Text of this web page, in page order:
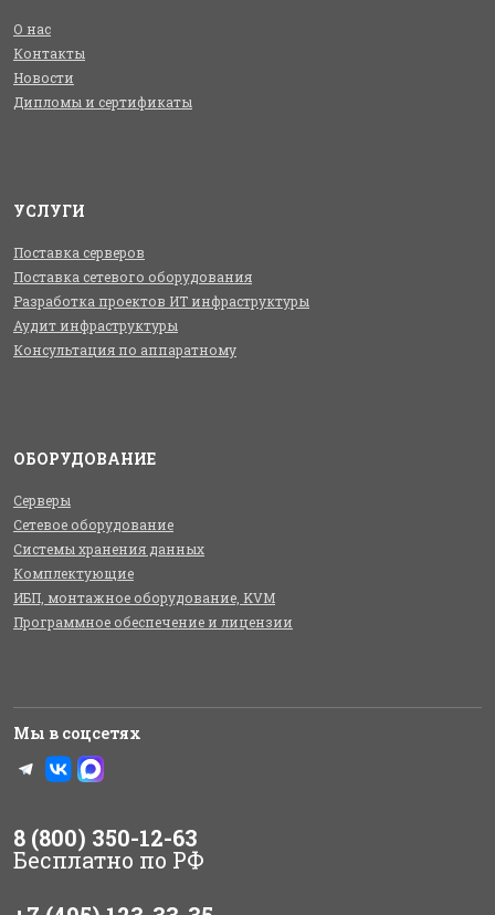
О нас
Контакты
Новости
Дипломы и сертификаты
УСЛУГИ
Поставка серверов
Поставка сетевого оборудования
Разработка проектов ИТ инфраструктуры
Аудит инфраструктуры
Консультация по аппаратному
ОБОРУДОВАНИЕ
Серверы
Сетевое оборудование
Системы хранения данных
Комплектующие
ИБП, монтажное оборудование, KVM
Программное обеспечение и лицензии
Мы в соцсетях
8 (800) 350-12-63
Бесплатно по РФ